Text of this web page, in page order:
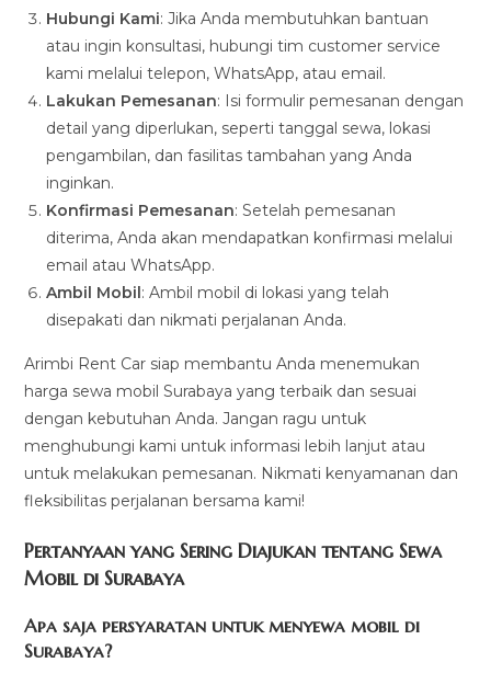
Hubungi Kami: Jika Anda membutuhkan bantuan
atau ingin konsultasi, hubungi tim customer service
kami melalui telepon, WhatsApp, atau email.
Lakukan Pemesanan: Isi formulir pemesanan dengan
detail yang diperlukan, seperti tanggal sewa, lokasi
pengambilan, dan fasilitas tambahan yang Anda
inginkan.
Konfirmasi Pemesanan: Setelah pemesanan
diterima, Anda akan mendapatkan konfirmasi melalui
email atau WhatsApp.
Ambil Mobil : Ambil mobil di lokasi yang telah
disepakati dan nikmati perjalanan Anda.
Arimbi Rent Car siap membantu Anda menemukan
harga sewa mobil Surabaya yang terbaik dan sesuai
dengan kebutuhan Anda. Jangan ragu untuk
menghubungi kami untuk informasi lebih lanjut atau
untuk melakukan pemesanan. Nikmati kenyamanan dan
fleksibilitas perjalanan bersama kami!
Pertanyaan yang Sering Diajukan tentang Sewa
Mobil di Surabaya
Apa saja persyaratan untuk menyewa mobil di
Surabaya?